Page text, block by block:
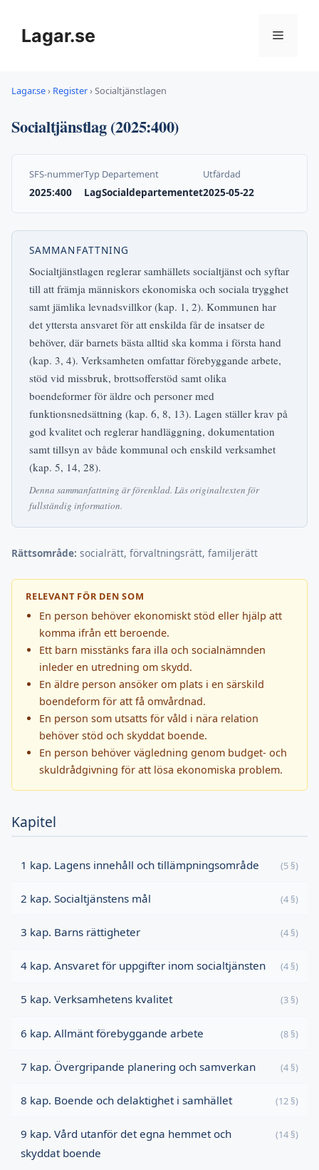
innehållLagar.se Meny
Lagar.se› Register›Socialtjänstlagen
Socialtjänstlag (2025:400)
SFS-nummer
2025:400
Typ
Lag
Departement
Socialdepartementet
Utfärdad
2025-05-22
SAMMANFATTNING
Socialtjänstlagen reglerar samhällets socialtjänst och syftar
till att främja människors ekonomiska och sociala trygghet
samt jämlika levnadsvillkor (kap. 1, 2). Kommunen har
det yttersta ansvaret för att enskilda får de insatser de
behöver, där barnets bästa alltid ska komma i första hand
(kap. 3, 4). Verksamheten omfattar förebyggande arbete,
stöd vid missbruk, brottsofferstöd samt olika
boendeformer för äldre och personer med
funktionsnedsättning (kap. 6, 8, 13). Lagen ställer krav på
god kvalitet och reglerar handläggning, dokumentation
samt tillsyn av både kommunal och enskild verksamhet
(kap. 5, 14, 28).
Denna sammanfattning är förenklad. Läs originaltexten för
fullständig information.
Rättsområde: socialrätt, förvaltningsrätt, familjerätt
RELEVANT FÖR DEN SOM
En person behöver ekonomiskt stöd eller hjälp att
komma ifrån ett beroende.
Ett barn misstänks fara illa och socialnämnden
inleder en utredning om skydd.
En äldre person ansöker om plats i en särskild
boendeform för att få omvårdnad.
En person som utsatts för våld i nära relation
behöver stöd och skyddat boende.
En person behöver vägledning genom budget- och
skuldrådgivning för att lösa ekonomiska problem.
Kapitel
1 kap. Lagens innehåll och tillämpningsområde (5 §)
2 kap. Socialtjänstens mål (4 §)
3 kap. Barns rättigheter (4 §)
4 kap. Ansvaret för uppgifter inom socialtjänsten (4 §)
5 kap. Verksamhetens kvalitet (3 §)
6 kap. Allmänt förebyggande arbete (8 §)
7 kap. Övergripande planering och samverkan (4 §)
8 kap. Boende och delaktighet i samhället (12 §)
9 kap. Vård utanför det egna hemmet och
skyddat boende
(14 §)